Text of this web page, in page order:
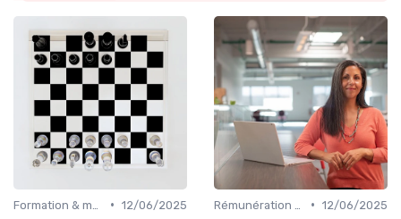
• 12/06/2025
• 12/06/2025